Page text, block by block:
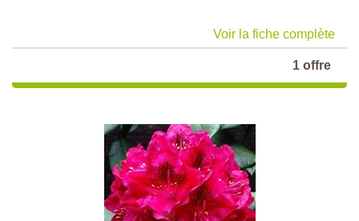
Voir la fiche complète
1 offre